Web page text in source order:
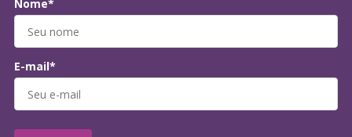
Nome*
E-mail*